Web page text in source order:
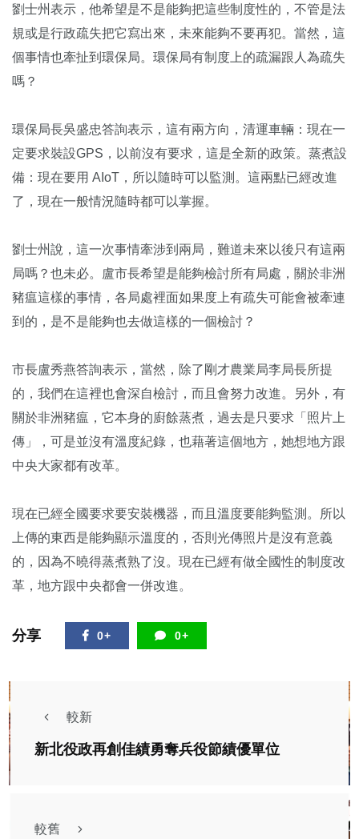
劉士州表示，他希望是不是能夠把這些制度性的，不管是法
規或是行政疏失把它寫出來，未來能夠不要再犯。當然，這
個事情也牽扯到環保局。環保局有制度上的疏漏跟人為疏失
嗎？
環保局長吳盛忠答詢表示，這有兩方向，清運車輛：現在一
定要求裝設GPS，以前沒有要求，這是全新的政策。蒸煮設
備：現在要用 AIoT，所以隨時可以監測。這兩點已經改進
了，現在一般情況隨時都可以掌握。
劉士州說，這一次事情牽涉到兩局，難道未來以後只有這兩
局嗎？也未必。盧市長希望是能夠檢討所有局處，關於非洲
豬瘟這樣的事情，各局處裡面如果度上有疏失可能會被牽連
到的，是不是能夠也去做這樣的一個檢討？
市長盧秀燕答詢表示，當然，除了剛才農業局李局長所提
的，我們在這裡也會深自檢討，而且會努力改進。另外，有
關於非洲豬瘟，它本身的廚餘蒸煮，過去是只要求「照片上
傳」，可是並沒有溫度紀錄，也藉著這個地方，她想地方跟
中央大家都有改革。
現在已經全國要求要安裝機器，而且溫度要能夠監測。所以
上傳的東西是能夠顯示溫度的，否則光傳照片是沒有意義
的，因為不曉得蒸煮熟了沒。現在已經有做全國性的制度改
革，地方跟中央都會一併改進。
分享 0+ 0+
較新
新北役政再創佳績勇奪兵役節績優單位
較舊